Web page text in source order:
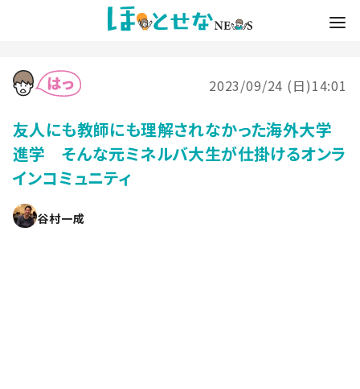
2023/09/24 (日)14:01
友人にも教師にも理解されなかった海外大学
進学 そんな元ミネルバ大生が仕掛けるオンラ
インコミュニティ
谷村一成